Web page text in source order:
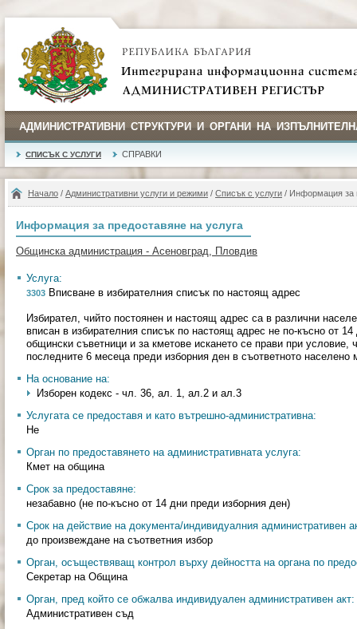
АДМИНИСТРАТИВНИ СТРУКТУРИ И ОРГАНИ НА
СПИСЪК С УСЛУГИ СПРАВКИ
Начало / Административни услуги и режими / Списък с услуги / Информация за
Информация за предоставяне на услуга
Общинска администрация - Асеновград, Пловдив
Услуга:
3303 Вписване в избирателния списък по настоящ адрес
Избирател, чийто постоянен и настоящ адрес са в различни
вписан в избирателния списък по настоящ адрес не по-късно от
общински съветници и за кметове искането се прави при условие,
последните 6 месеца преди изборния ден в съответното населено
На основание на:
Изборен кодекс - чл. 36, ал. 1, ал.2 и ал.3
Услугата се предоставя и като вътрешно-административна:
Не
Орган по предоставянето на административната услуга:
Кмет на община
Срок за предоставяне:
незабавно (не по-късно от 14 дни преди изборния ден)
Срок на действие на документа/индивидуалния административен
до произвеждане на съответния избор
Орган, осъществяващ контрол върху дейността на органа по
Секретар на Община
Орган, пред който се обжалва индивидуален административен акт:
Административен съд